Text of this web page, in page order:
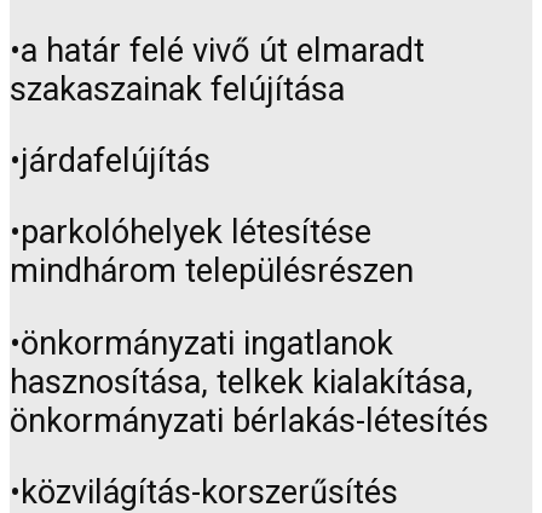
•a határ felé vivő út elmaradt
szakaszainak felújítása
•járdafelújítás
•parkolóhelyek létesítése
mindhárom településrészen
•önkormányzati ingatlanok
hasznosítása, telkek kialakítása,
önkormányzati bérlakás-létesítés
•közvilágítás-korszerűsítés